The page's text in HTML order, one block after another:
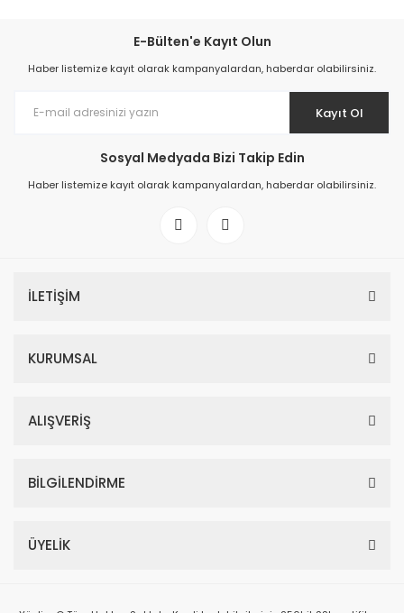
E-Bülten'e Kayıt Olun
Haber listemize kayıt olarak kampanyalardan, haberdar olabilirsiniz.
Kayıt Ol
Sosyal Medyada Bizi Takip Edin
Haber listemize kayıt olarak kampanyalardan, haberdar olabilirsiniz.
İLETİŞİM
KURUMSAL
ALIŞVERİŞ
BİLGİLENDİRME
ÜYELİK